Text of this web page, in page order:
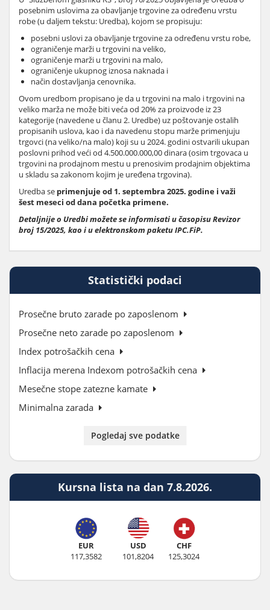
posebnim uslovima za obavljanje trgovine za određenu vrstu
robe (u daljem tekstu: Uredba), kojom se propisuju:
posebni uslovi za obavljanje trgovine za određenu vrstu robe,
ograničenje marži u trgovini na veliko,
ograničenje marži u trgovini na malo,
ograničenje ukupnog iznosa naknada i
način dostavljanja cenovnika.
Ovom uredbom propisano je da u trgovini na malo i trgovini na
veliko marža ne može biti veća od 20% za proizvode iz 23
kategorije (navedene u članu 2. Uredbe) uz poštovanje ostalih
propisanih uslova, kao i da navedenu stopu marže primenjuju
trgovci (na veliko/na malo) koji su u 2024. godini ostvarili ukupan
poslovni prihod veći od 4.500.000.000,00 dinara (osim trgovaca u
trgovini na prodajnom mestu u prenosivim prodajnim objektima
u skladu sa zakonom kojim je uređena trgovina).
Uredba se primenjuje od 1. septembra 2025. godine i važi
šest meseci od dana početka primene.
Detaljnije o Uredbi možete se informisati u časopisu Revizor
broj 15/2025, kao i u elektronskom paketu IPC.FiP.
Statistički podaci
Prosečne bruto zarade po zaposlenom
Prosečne neto zarade po zaposlenom
Index potrošačkih cena
Inflacija merena Indexom potrošačkih cena
Mesečne stope zatezne kamate
Minimalna zarada
Pogledaj sve podatke
Kursna lista na dan 7.8.2026.
EUR
117,3582
USD
101,8204
CHF
125,3024